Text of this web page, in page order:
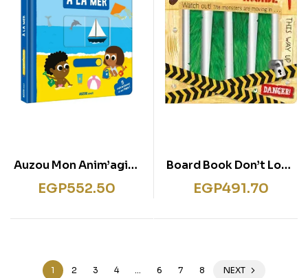
Auzou Mon Anim’agier
à La Mer
EGP552.50
Board Book Don’t Look
Inside
EGP491.70
1 2 3 4 6 7 8 NEXT